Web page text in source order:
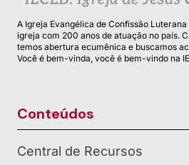
A Igreja Evangélica de Confissão Luterana
igreja com 200 anos de atuação no país.
temos abertura ecumênica e buscamos
Você é bem-vinda, você é bem-vindo na
Conteúdos
Central de Recursos